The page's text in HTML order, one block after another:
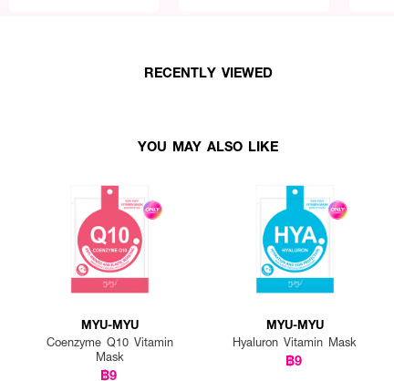
RECENTLY VIEWED
YOU MAY ALSO LIKE
MYU-MYU
Coenzyme Q10 Vitamin
Mask
฿9
MYU-MYU
Hyaluron Vitamin Mask
฿9